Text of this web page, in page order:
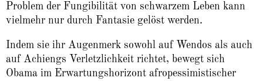
Problem der Fungibilität von schwarzem Leben kann
vielmehr nur durch Fantasie gelöst werden.
Indem sie ihr Augenmerk sowohl auf Wendos als auch
auf Achiengs Verletzlichkeit richtet, bewegt sich
Obama im Erwartungshorizont afropessimistischer